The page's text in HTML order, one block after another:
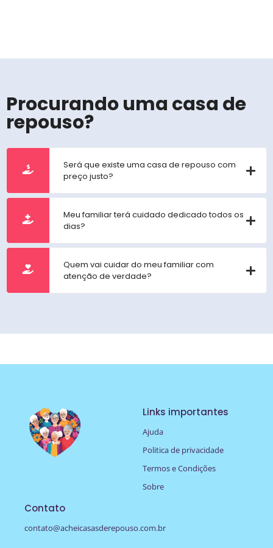
Procurando uma casa de
repouso?
Será que existe uma casa de repouso com
preço justo?
Meu familiar terá cuidado dedicado todos os
dias?
Quem vai cuidar do meu familiar com
atenção de verdade?
Links importantes
Ajuda
Politica de privacidade
Termos e Condições
Sobre
Contato
contato@acheicasasderepouso.com.br